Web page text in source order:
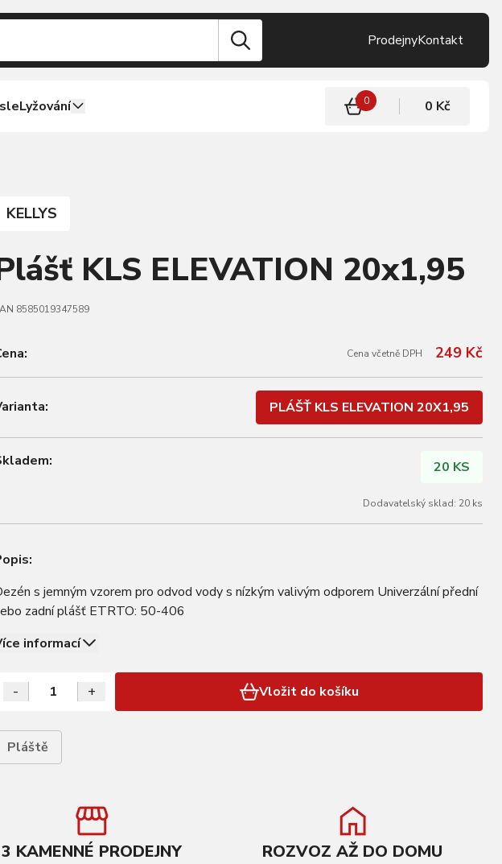
ProdejnyKontakt
Lyžování 0 0 Kč
KELLYS
KLS ELEVATION 20x1,95
8585019347589
Cena včetně DPH 249 Kč
PLÁŠŤ KLS ELEVATION 20X1,95
20 KS
Dodavatelský sklad: 20 ks
s jemným vzorem pro odvod vody s nízkým valivým odporem Univerzální přední
zadní plášť ETRTO: 50-406
informací
- + Vložit do košíku
Pláště
3 KAMENNÉ PRODEJNY ROZVOZ AŽ DO DOMU